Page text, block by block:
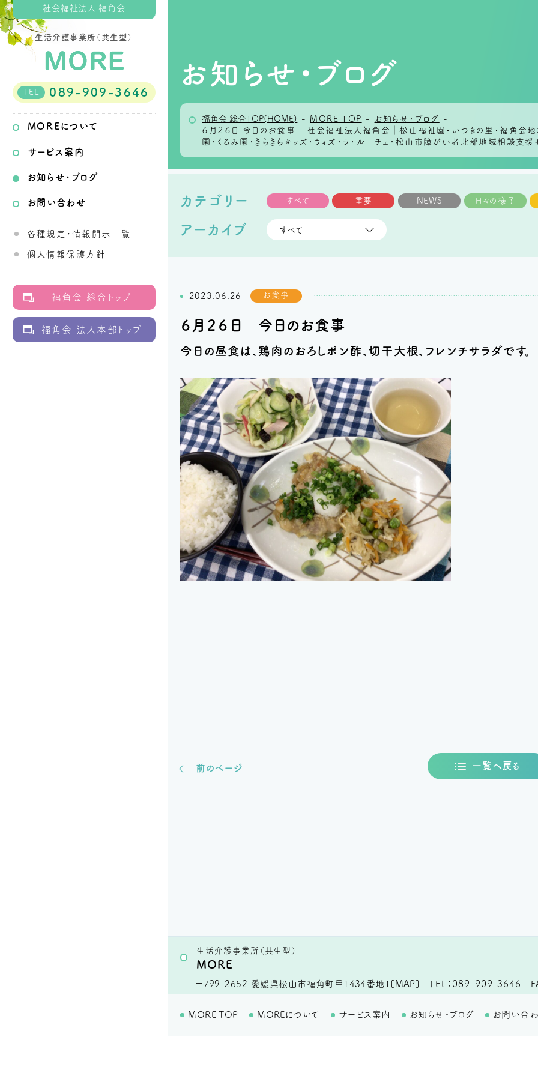
社会福祉法人 福角会
生活介護事業所（共生型）
TEL 089-909-3646
MOREについて
サービス案内
お知らせ・ブログ
お問い合わせ
各種規定・情報開示一覧
個人情報保護方針
福角会 総合トップ
福角会 法人本部トップ
お知らせ・ブログ
福角会 総合TOP(HOME) - MORE TOP - お知らせ・ブログ
-
６月２６日 今日のお食事 - 社会福祉法人福角会｜松山福祉園・いつきの里・福角会
園・くるみ園・きらきらキッズ・ウィズ・ラ・ルーチェ・松山市障がい者北部地域相談支
カテゴリー すべて 重要 NEWS 日々の様子
アーカイブ
2023.06.26 お食事
６月２６日 今日のお食事
今日の昼食は、鶏肉のおろしポン酢、切干大根、フレンチサラダ です。
前のページ 一覧へ戻る
生活介護事業所（共生型）
MORE
〒799-2652 愛媛県松山市福角町甲1434番地1 [ MAP] TEL 089-909-3646
MORE TOP MOREについて サービス案内 お知らせ・ブログ お問い合